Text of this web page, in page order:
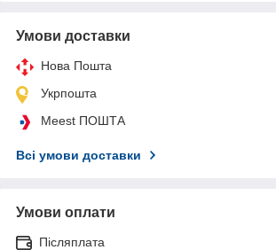
Умови доставки
Нова Пошта
Укрпошта
Meest ПОШТА
Всі умови доставки
Умови оплати
Післяплата